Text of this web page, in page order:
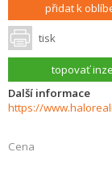
přidat k
tisk
topovať
Další informace
Cena